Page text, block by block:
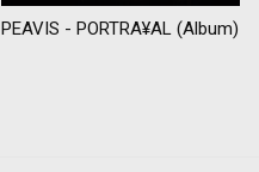
PORTRA¥AL アルバム
PEAVIS - PORTRA¥AL (Album)